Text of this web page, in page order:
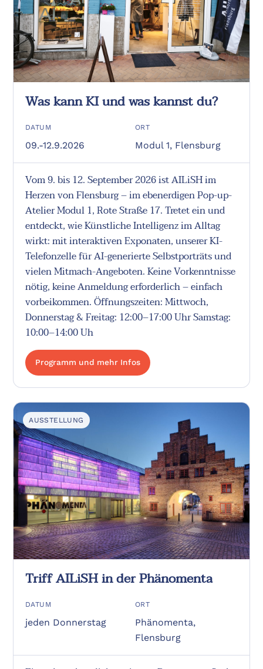
Was kann KI und was kannst du?
DATUM
09.-12.9.2026
ORT
Modul 1, Flensburg
Vom 9. bis 12. September 2026 ist AILiSH im
Herzen von Flensburg – im ebenerdigen Pop-up-
Atelier Modul 1, Rote Straße 17. Tretet ein und
entdeckt, wie Künstliche Intelligenz im Alltag
wirkt: mit interaktiven Exponaten, unserer KI-
Telefonzelle für AI-generierte Selbstporträts und
vielen Mitmach-Angeboten. Keine Vorkenntnisse
nötig, keine Anmeldung erforderlich – einfach
vorbeikommen. Öffnungszeiten: Mittwoch,
Donnerstag & Freitag: 12:00–17:00 Uhr Samstag:
10:00–14:00 Uh
Programm und mehr Infos
AUSSTELLUNG
Triff AILiSH in der Phänomenta
DATUM
jeden Donnerstag
ORT
Phänomenta,
Flensburg